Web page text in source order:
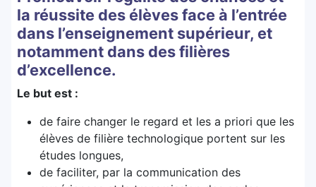
la réussite des élèves face à l’entrée
dans l’enseignement supérieur, et
notamment dans des filières
d’excellence.
Le but est :
de faire changer le regard et les a priori que les
élèves de filière technologique portent sur les
études longues,
de faciliter, par la communication des